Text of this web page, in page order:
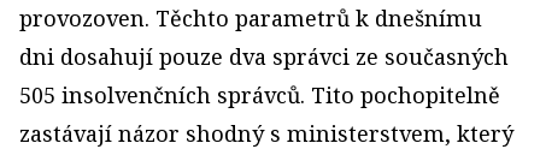
provozoven. Těchto parametrů k dnešnímu
dni dosahují pouze dva správci ze současných
505 insolvenčních správců. Tito pochopitelně
zastávají názor shodný s ministerstvem, který